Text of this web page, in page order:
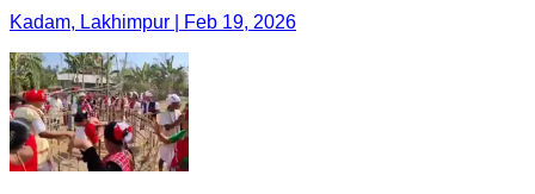
Kadam, Lakhimpur | Feb 19, 2026